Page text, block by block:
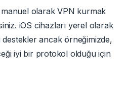
manuel olarak VPN kurmak
iOS cihazları yerel olarak
ancak örneğimizde,
iyi bir protokol olduğu için